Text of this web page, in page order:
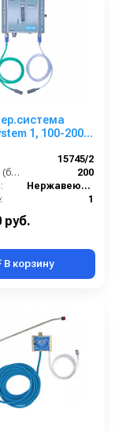
1, 100-200
подачи
на 2 ср-ва 3/8
15745/2
Давление (бар):
200
Нержавеющая сталь
1
руб.
В корзину